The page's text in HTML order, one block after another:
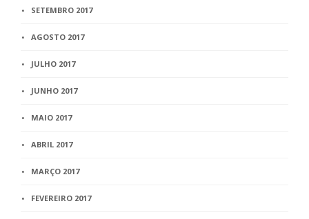
SETEMBRO 2017
AGOSTO 2017
JULHO 2017
JUNHO 2017
MAIO 2017
ABRIL 2017
MARÇO 2017
FEVEREIRO 2017